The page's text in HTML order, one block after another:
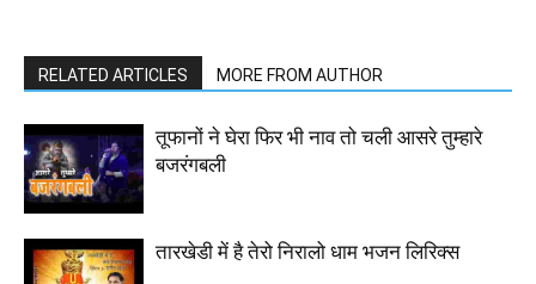
RELATED ARTICLES MORE FROM AUTHOR
तूफानों ने घेरा फिर भी नाव तो चली आसरे तुम्हारे
बजरंगबली
तारखेडी में है तेरो निरालो धाम भजन लिरिक्स